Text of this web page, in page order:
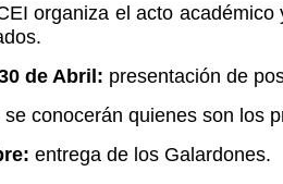
organiza el acto
de Abril: presentación de
se conocerán quienes son los
entrega de los Galardones.